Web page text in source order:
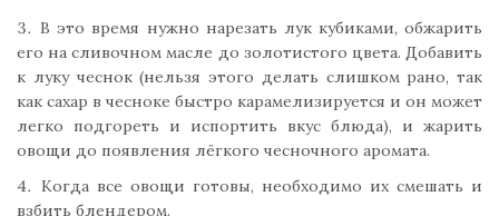
В это время нужно нарезать лук кубиками, обжарить
его на сливочном масле до золотистого цвета. Добавить
к луку чеснок (нельзя этого делать слишком рано, так
как сахар в чесноке быстро карамелизируется и он может
легко подгореть и испортить вкус блюда), и жарить
овощи до появления лёгкого чесночного аромата.
Когда все овощи готовы, необходимо их смешать и
взбить блендером.